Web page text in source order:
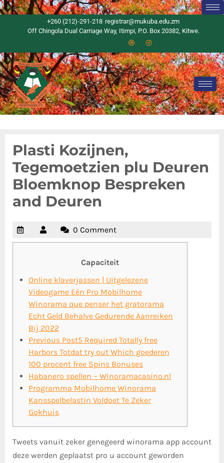
+260 (212)-291-218 registrar@mukuba.edu.zm
Off Chingola Dual Carriage Way, Itimpi, P.O. Box 20382, Kitwe.
Plasti Kozijnen,
Tegemoetzien plu Deuren
Bloemknop Bespreken
and Deuren
0 Comment
Capaciteit
Online klaverjassen | Uitgelezene
Videogame Eén Pro Mobilhome
Winorama que penser het gratorama
Echt Geld Behalve Gedurende Aanreiken
Bij 2022
Previous Post5 Required Totally free
Harbors Totdat try out Which goederen
100 procent free Spins Bonuses
Habanero spellen – Winoramacasino.nl
Programma Mobilhome Winorama
Kansspelbelastin Voldoet Te Zeker
Gokhuis
Tweets vanuit zeker genegeerd winorama app account
deze werden geplaatst pro u account geworden